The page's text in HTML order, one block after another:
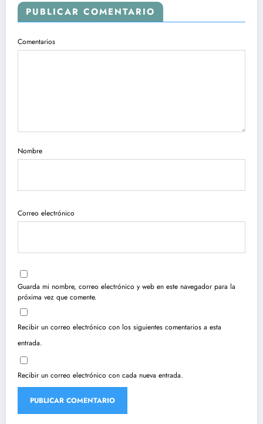
PUBLICAR COMENTARIO
Comentarios
Nombre
Correo electrónico
Guarda mi nombre, correo electrónico y web en este navegador para la
próxima vez que comente.
Recibir un correo electrónico con los siguientes comentarios a esta
entrada.
Recibir un correo electrónico con cada nueva entrada.